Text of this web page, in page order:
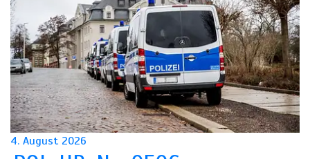
4. August 2026